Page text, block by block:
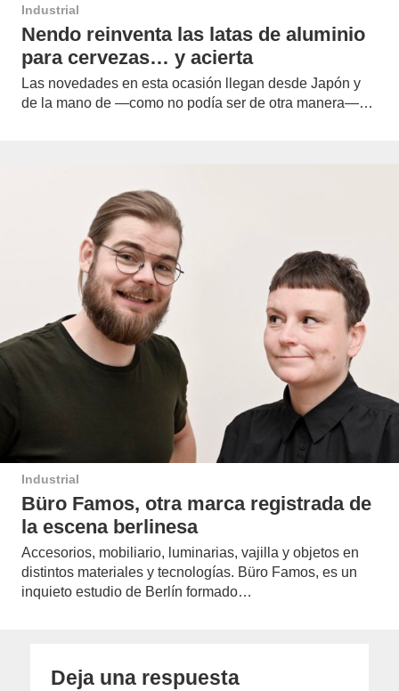
Industrial
Nendo reinventa las latas de aluminio
para cervezas… y acierta
Las novedades en esta ocasión llegan desde Japón y
de la mano de —como no podía ser de otra manera—…
Industrial
Büro Famos, otra marca registrada de
la escena berlinesa
Accesorios, mobiliario, luminarias, vajilla y objetos en
distintos materiales y tecnologías. Büro Famos, es un
inquieto estudio de Berlín formado…
Deja una respuesta